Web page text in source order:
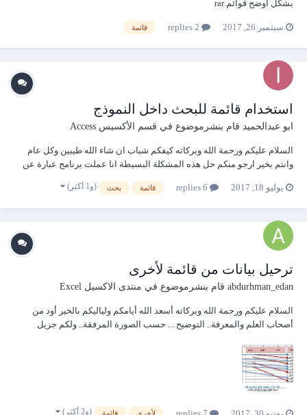
بشكل أوضح قوائم.rar
سبتمبر 26, 2017 قائمة
استخدام قائمة للبحث داخل النموذج
ابو عبدالحميد قام بنشرموضوع في قسم الأكسيس Access
السلام عليكم ورحمة الله وبركاته كيفكم شباب ان شاء الله طيبين وكل عام
وانتم بخير ارجو منكم حل هذه المشكلة البسيطة انا عملت برنامج عبارة عن
عندما انقر على السجل المحدد مرتين بالماوس يتم عرضه في نفس النموذج
يوليو 18, 2017 قائمة بحث (و1 أكثر)
ترحيل بيانات من قائمة لأخرى
abdurhman_edan قام بنشرموضوع في منتدى الاكسيل Excel
السلام عليكم ورحمة الله وبركاته أسعد الله أيامكم ولياليكم بالخير أود من
أصحاب العلم والمعرفة.. التوضيح ... حسب الصورة المرفقة.. ولكم جزيل
لأخرى قائمة (و2 أكثر)